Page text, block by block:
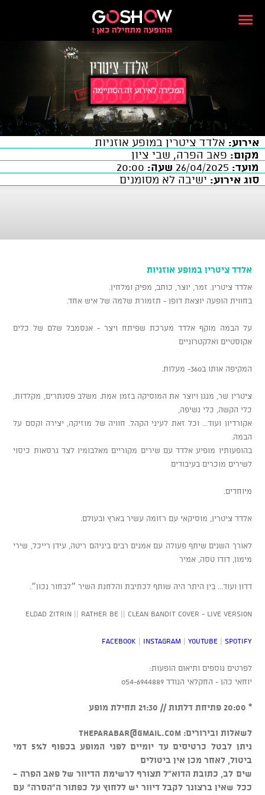
אירוע: אלדד ציטרין במופע אוזניות
מקום: פאב הפרה, שבי ציון
מועד:
שעה:
סוג אירוע: ישיבה לא מסומנים
אלדד ציטרין במופע אוזניות
אלדד ציטרין. זמר, יוצר, כותב, מפיק ומלחין.
בחווית הופעה יוצאת דופן - תזמורת שלמה של איש אחד.
על הבמה מוקף אלדד מערכת שפיתח ויצר - אנסמבל שלם של כלים
אקוסטיים ואלקטרוניים
המקיפה אותו ב360- מעלות.
ציטרין שר, מנגן ויוצר את המוסיקה בזמן אמת. משלב פסנתרים, מקלדות,
כלי הקשה, כלי נשיפה,
אקורדיון ועוד... וכל זאת לעיני הקהל. חוויה של מוזיקה, יצירה וקסם על
הבמה.
בהופעותיו מופיע אלדד עם שירים מקוריים מאלבומיו לצד גרסאות כיסוי
לשירים מוכרים בעיבודים
מיוחדים.
אלדד ציטרין, מוסיקאי עם רזומה עשיר בארץ ובעולם.
לאורך השנים שיתף פעולה עם אמנים רבים ביניהם ריטה, עידן רייכל, שירי
מימון, דודו טסה, אמיר
דדון ועוד... בין היתר היה שותף לכתיבת והלחנת השיר ״לבחור נכון״.
Eldad Zitrin || Rather Be || Clean Bandit Cover - Live Version
Facebook | Instagram | YouTube | Spotify
לפרטים נוספים ותיאום הופעות:
יוחאי כהן - החקלאי הנודד 054-6944889
* 20:00 פתיחת דלתות // 21:30 תחילת מופע
לשאלות ובירורים:theparabar@gmail.com
ניתן לבטל כרטיסים עד יומיים לפני המופע בכפוף ל5% דמי
ביטול, לאחר מכן אין ביטולים
שים לב, כתובת הדוא"ל תצורף לרשימת הדיוור של פאב הפרה -
ככל שאין ברצונך לקבל דיוור יש ללחוץ על כפתור ה"הסרה" עם